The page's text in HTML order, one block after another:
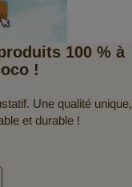
100 % à
!
Une qualité unique,
et durable !